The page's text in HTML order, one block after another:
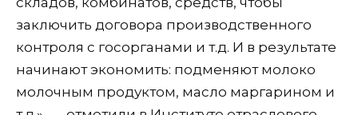
заключить договора производственного
контроля с госорганами и т.д. И в результате
начинают экономить: подменяют молоко
молочным продуктом, масло маргарином и